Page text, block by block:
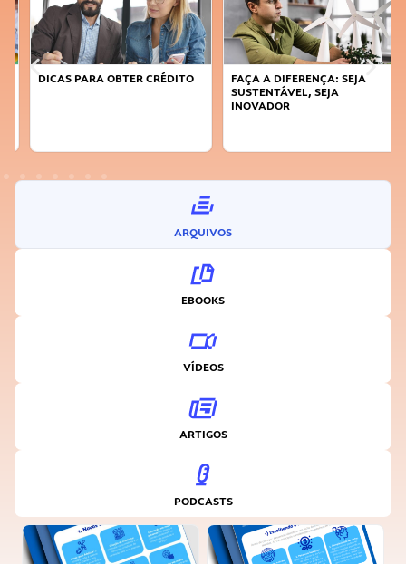
DICAS PARA OBTER CRÉDITO
FAÇA A DIFERENÇA: SEJA
SUSTENTÁVEL, SEJA
INOVADOR
ARQUIVOS
EBOOKS
VÍDEOS
ARTIGOS
PODCASTS